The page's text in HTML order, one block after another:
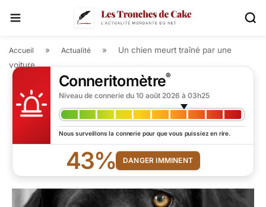
Accueil » Actualité »
Un chien meurt traîné par une
voiture.
Conneritomètre®
Niveau de connerie du 10 août 2026 à 03h25
Nous surveillons la connerie pour que vous puissiez en rire.
43% DANGER IMMINENT